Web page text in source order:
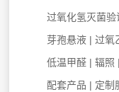
过氧化氢灭菌验
芽孢悬液 | 过氧
低温甲醛 | 辐照
配套产品 | 定制